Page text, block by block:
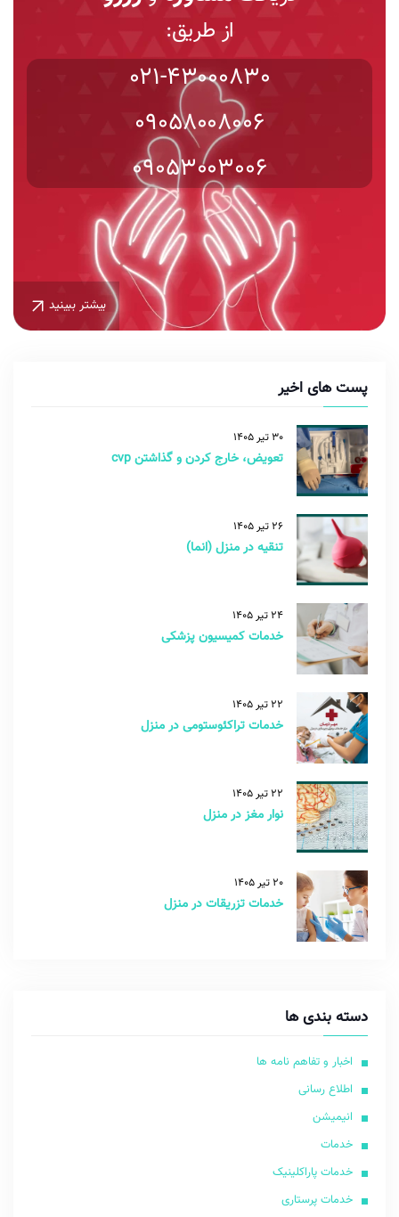
از طریق:
021-43000830
09058008006
09053003006
بیشتر ببینید
پست های اخیر
30 تیر 1405
تعویض، خارج کردن و گذاشتن cvp
26 تیر 1405
تنقیه در منزل (انما)
24 تیر 1405
خدمات کمیسیون پزشکی
22 تیر 1405
خدمات تراکئوستومی در منزل
22 تیر 1405
نوار مغز در منزل
20 تیر 1405
خدمات تزریقات در منزل
دسته بندی ها
اخبار و تفاهم نامه ها
اطلاع رسانی
انیمیشن
خدمات
خدمات پاراکلینیک
خدمات پرستاری